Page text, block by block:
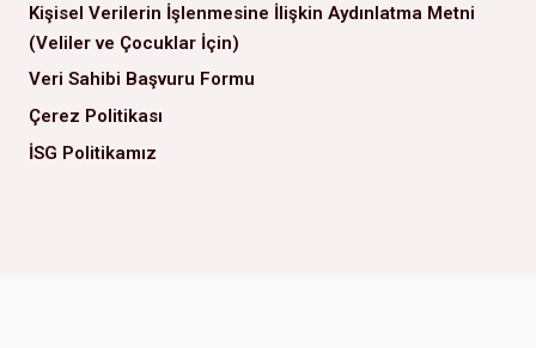
Kişisel Verilerin İşlenmesine İlişkin Aydınlatma Metni
(Veliler ve Çocuklar İçin)
Veri Sahibi Başvuru Formu
Çerez Politikası
İSG Politikamız